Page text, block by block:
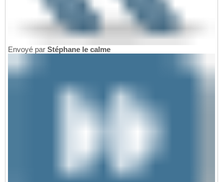
Envoyé par Stéphane le calme